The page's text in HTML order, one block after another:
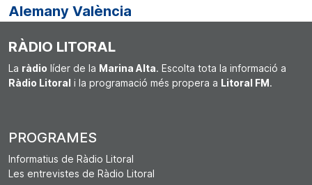
Alemany València
RÀDIO LITORAL
La ràdio líder de la Marina Alta. Escolta tota la informació a
Ràdio Litoral i la programació més propera a Litoral FM .
PROGRAMES
Informatius de Ràdio Litoral
Les entrevistes de Ràdio Litoral